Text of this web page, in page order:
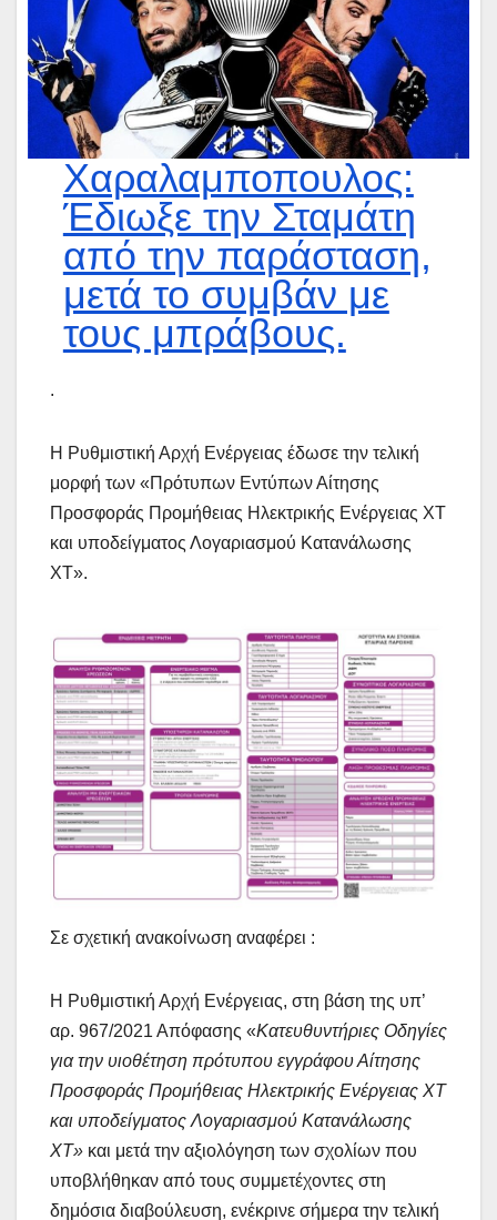
Χαραλαμποπουλος:
Έδιωξε την Σταμάτη
από την παράσταση,
μετά το συμβάν με
τους μπράβους.
.
Η Ρυθμιστική Αρχή Ενέργειας έδωσε την τελική
μορφή των «Πρότυπων Εντύπων Αίτησης
Προσφοράς Προμήθειας Ηλεκτρικής Ενέργειας ΧΤ
και υποδείγματος Λογαριασμού Κατανάλωσης
ΧΤ».
Σε σχετική ανακοίνωση αναφέρει :
Η Ρυθμιστική Αρχή Ενέργειας, στη βάση της υπ’
αρ. 967/2021 Απόφασης «Κατευθυντήριες Οδηγίες
για την υιοθέτηση πρότυπου εγγράφου Αίτησης
Προσφοράς Προμήθειας Ηλεκτρικής Ενέργειας ΧΤ
και υποδείγματος Λογαριασμού Κατανάλωσης
ΧΤ» και μετά την αξιολόγηση των σχολίων που
υποβλήθηκαν από τους συμμετέχοντες στη
δημόσια διαβούλευση, ενέκρινε σήμερα την τελική